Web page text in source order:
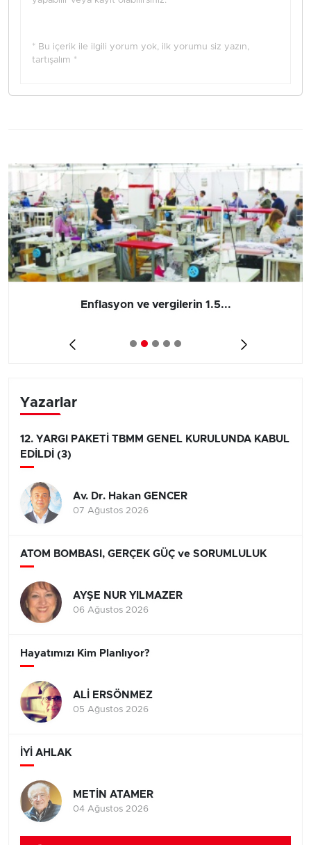
* Bu içerik ile ilgili yorum yok, ilk yorumu siz yazın,
tartışalım *
Enflasyon ve vergilerin 1.5...
Yazarlar
12. YARGI PAKETİ TBMM GENEL KURULUNDA KABUL
EDİLDİ (3)
Av. Dr. Hakan GENCER
07 Ağustos 2026
ATOM BOMBASI, GERÇEK GÜÇ ve SORUMLULUK
AYŞE NUR YILMAZER
06 Ağustos 2026
Hayatımızı Kim Planlıyor?
ALİ ERSÖNMEZ
05 Ağustos 2026
İYİ AHLAK
METİN ATAMER
04 Ağustos 2026